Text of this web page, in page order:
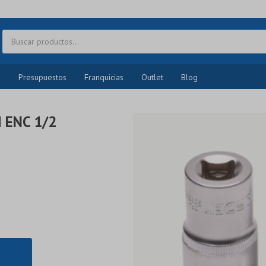
Presupuestos Franquicias Outlet Blog
ENC 1/2